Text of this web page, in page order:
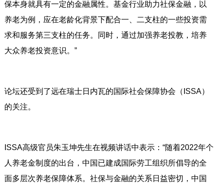
保本身就具有一定的金融属性。基金行业助力社保金融，以
养老为例，应在老龄化背景下配合一、二支柱的一些投资需
求和服务第三支柱的任务。同时，通过加强养老投教，培养
大众养老投资意识。”
论坛还受到了远在瑞士日内瓦的国际社会保障协会（ISSA）
的关注。
ISSA高级官员朱玉坤先生在视频讲话中表示：“随着2022年个
人养老金制度的出台，中国已建成国际劳工组织所倡导的全
面多层次养老保障体系。社保与金融的关系日益密切，中国